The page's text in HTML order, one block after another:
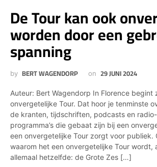
De Tour kan ook
worden door een
spanning
by BERT WAGENDORP on 29 JUNI 2024
Auteur: Bert Wagendorp In Florence begint
onvergetelijke Tour. Dat hoor je tenminste
de kranten, tijdschriften, podcasts en
programma’s die gebaat zijn bij een
een onvergetelijke Tour zorgt voor publiek.
waarom het een onvergetelijke Tour wordt,
allemaal hetzelfde: de Grote Zes […]